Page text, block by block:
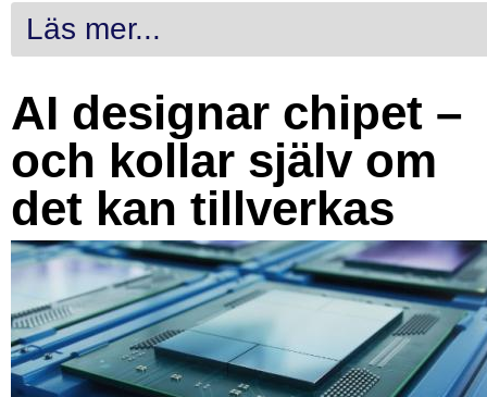
Läs mer...
AI designar chipet –
och kollar själv om
det kan tillverkas